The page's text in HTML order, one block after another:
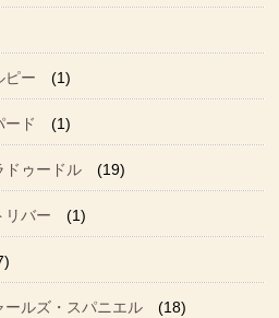
ピー (1)
ード (1)
ドゥードル (19)
リバー (1)
ールズ・スパニエル (18)